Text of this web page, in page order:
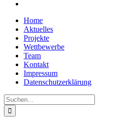
Home
Aktuelles
Projekte
Wettbewerbe
Team
Kontakt
Impressum
Datenschutzerklärung
Suche
nach: